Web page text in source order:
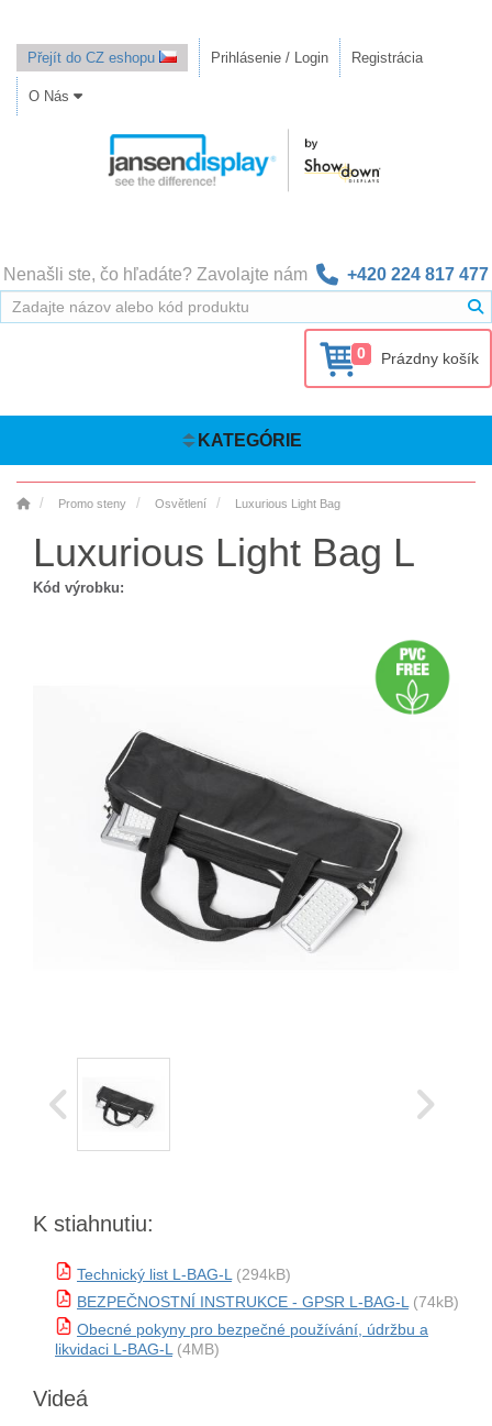
Přejít do CZ eshopu Prihlásenie / Login Registrácia
O Nás
Nenašli ste, čo hľadáte? Zavolajte nám +420 224 817 477
0 Prázdny košík
KATEGÓRIE
Promo steny Osvětlení Luxurious Light Bag
Luxurious Light Bag L
Kód výrobku:
K stiahnutiu:
Technický list L-BAG-L (294kB)
BEZPEČNOSTNÍ INSTRUKCE - GPSR L-BAG-L (74kB)
Obecné pokyny pro bezpečné používání, údržbu a
likvidaci L-BAG-L (4MB)
Videá